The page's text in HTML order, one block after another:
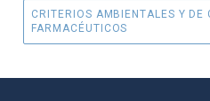
CRITERIOS AMBIENTALES Y DE
FARMACÉUTICOS